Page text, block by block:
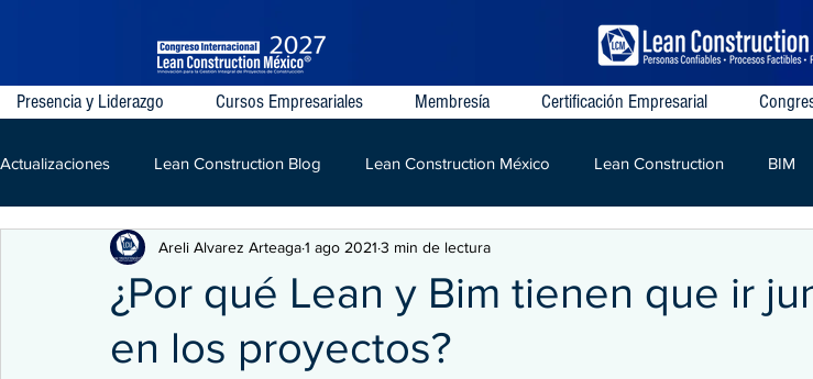
Presencia y Liderazgo Cursos Empresariales Membresía Certificación Empresarial
Actualizaciones Lean Construction Blog Lean Construction México Lean Construction BIM
Last Planner System VDC IPD Lean LPDS
Construcción
¿Por qué Lean y Bim tienen que ir
en los proyectos?
Areli Alvarez Arteaga1 ago 2021 3 min de lectura